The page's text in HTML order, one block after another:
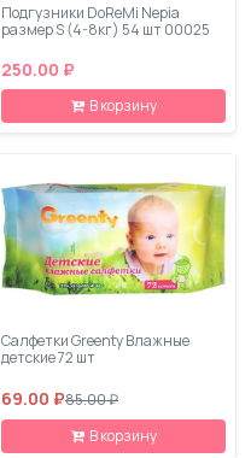
Подгузники DoReMi Nepia
размер S (4-8кг) 54 шт 00025
250.00 ₽
В корзину
Салфетки Greenty Влажные
детские 72 шт
69.00 ₽85.00 ₽
В корзину